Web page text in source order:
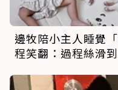
邊牧陪小主人睡覺
程笑翻：過程絲滑